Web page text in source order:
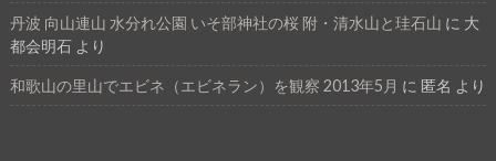
丹波 向山連山 水分れ公園 いそ部神社の桜 附・清水山と珪石山 に 大
都会明石より
和歌山の里山でエビネ（エビネラン）を観察 2013年5月 に 匿名 より